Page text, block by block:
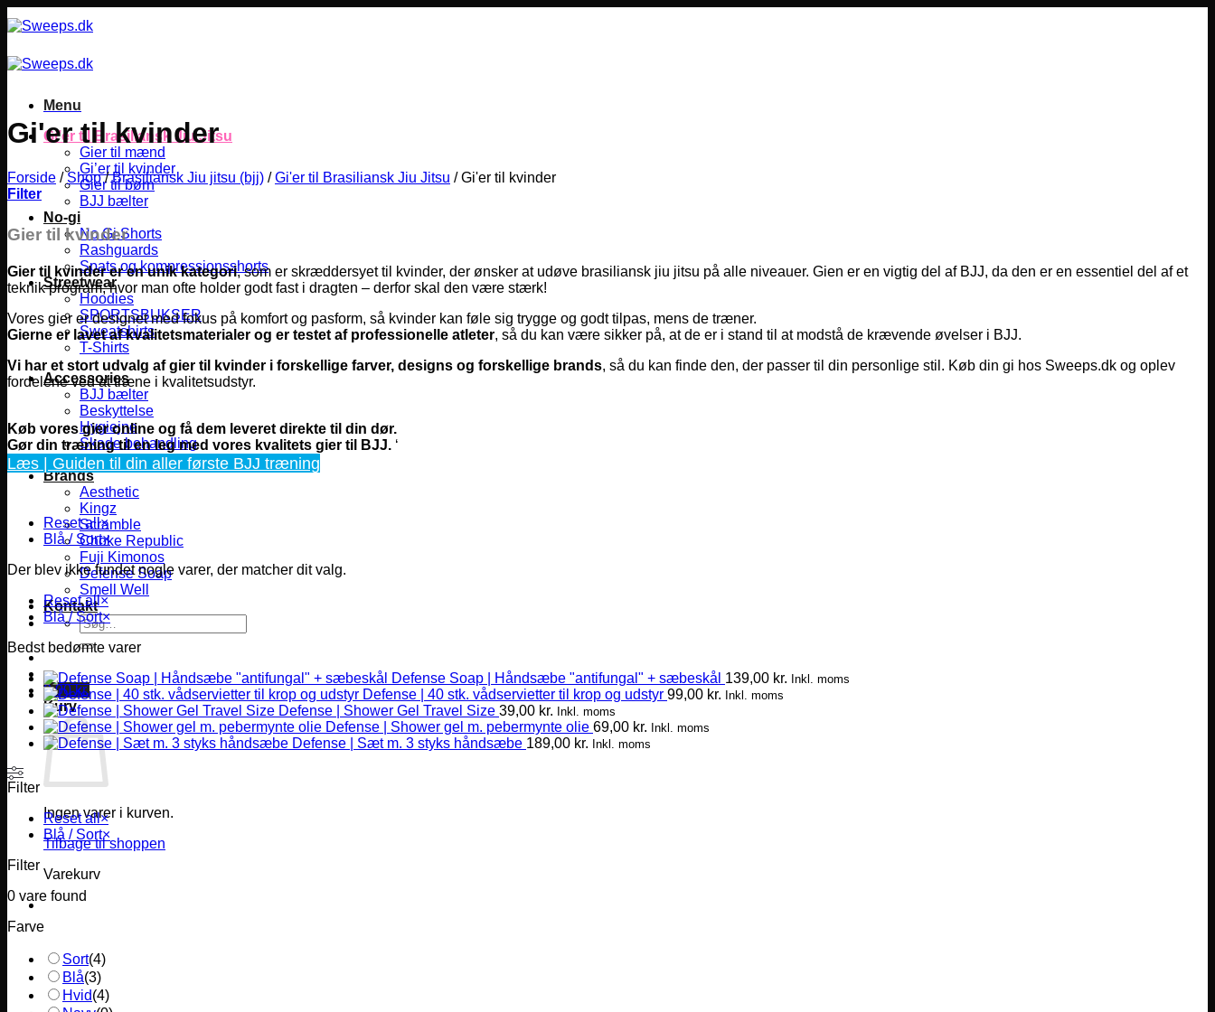
til
Menu
Gi’er til Brasiliansk Jiu Jitsu
Gier til mænd
Gi’er til kvinder
Gier til børn
BJJ bælter
No-gi
No Gi Shorts
Rashguards
Spats og kompressionsshorts
Streetwear
Hoodies
SPORTSBUKSER
Sweatshirts
T-Shirts
Accessories
BJJ bælter
Beskyttelse
Hygiejne
Skade behandling
Sportstasker
Brands
Aesthetic
Kingz
Scramble
Choke Republic
Fuji Kimonos
Defense Soap
Smell Well
Kontakt
Søg
efter:
0,00kr.
Kurv
Ingen varer i kurven.
Tilbage til shoppen
Varekurv
Gi'er til kvinder
Forside / Shop / Brasiliansk Jiu jitsu (bjj) / Gi'er til Brasiliansk Jiu Jitsu /Gi'er til kvinder
Filter
Gier til kvinder
Gier til kvinder er en unik kategori, som er skræddersyet til kvinder, der ønsker at udøve brasiliansk jiu jitsu på alle niveauer. Gien er en vigtig del af BJJ, da den er en essentiel del af et
teknik program, hvor man ofte holder godt fast i dragten – derfor skal den være stærk!
Vores gier er designet med fokus på komfort og pasform, så kvinder kan føle sig trygge og godt tilpas, mens de træner.
Gierne er lavet af kvalitetsmaterialer og er testet af professionelle atleter, så du kan være sikker på, at de er i stand til at modstå de krævende øvelser i BJJ.
Vi har et stort udvalg af gier til kvinder i forskellige farver, designs og forskellige brands, så du kan finde den, der passer til din personlige stil. Køb din gi hos Sweeps.dk og oplev
fordelene ved at træne i kvalitetsudstyr.
Køb vores gier online og få dem leveret direkte til din dør.
Gør din træning til en leg med vores kvalitets gier til BJJ. ‘
Læs | Guiden til din aller første BJJ træning
Reset all×
Blå / Sort×
Der blev ikke fundet nogle varer, der matcher dit valg.
Reset all×
Blå / Sort×
Bedst bedømte varer
Defense Soap | Håndsæbe "antifungal" + sæbeskål 139,00 kr. Inkl. moms
Defense | 40 stk. vådservietter til krop og udstyr 99,00 kr. Inkl. moms
Defense | Shower Gel Travel Size 39,00 kr. Inkl. moms
Defense | Shower gel m. pebermynte olie 69,00 kr. Inkl. moms
Defense | Sæt m. 3 styks håndsæbe 189,00 kr. Inkl. moms
Filter
Reset all×
Blå / Sort×
Filter
0 vare found
Farve
Sort(4)
Blå(3)
Hvid(4)